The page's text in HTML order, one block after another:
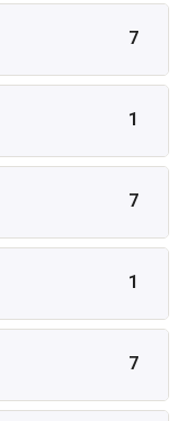
7
1
7
1
7